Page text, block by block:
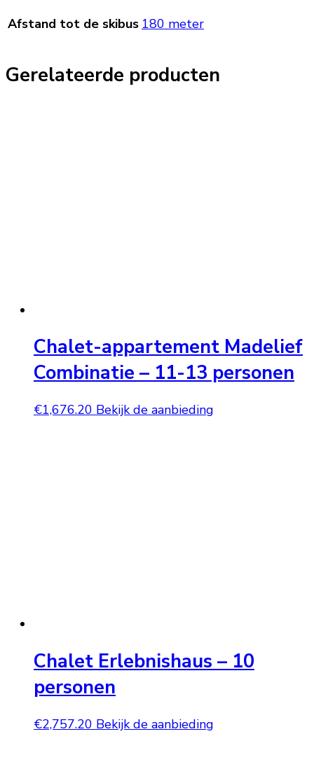
Afstand tot de skibus 180 meter
Gerelateerde producten
Chalet-appartement Madelief
Combinatie – 11-13 personen
€1,676.20 Bekijk de aanbieding
Chalet Erlebnishaus – 10
personen
€2,757.20 Bekijk de aanbieding